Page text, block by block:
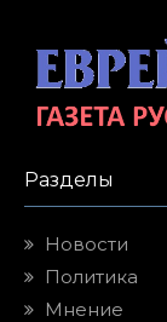
Разделы
Новости
Политика
Мнение